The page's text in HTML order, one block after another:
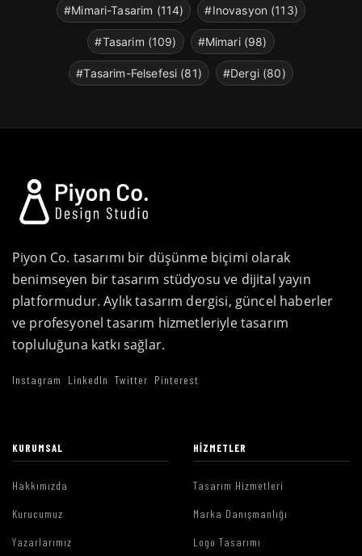
#Mimari-Tasarim (114) #Inovasyon (113)
#Tasarim (109) #Mimari (98)
#Tasarim-Felsefesi (81) #Dergi (80)
Piyon Co. tasarımı bir düşünme biçimi olarak
benimseyen bir tasarım stüdyosu ve dijital yayın
platformudur. Aylık tasarım dergisi, güncel haberler
ve profesyonel tasarım hizmetleriyle tasarım
topluluğuna katkı sağlar.
Instagram LinkedIn Twitter Pinterest
KURUMSAL
Hakkımızda
Kurucumuz
Yazarlarımız
HIZMETLER
Tasarım Hizmetleri
Marka Danışmanlığı
Logo Tasarımı